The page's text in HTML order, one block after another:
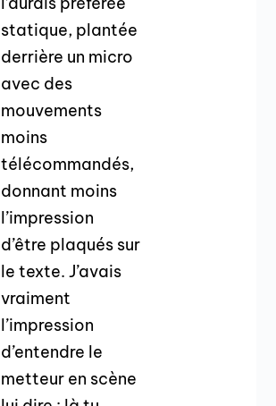
statique, plantée
derrière un micro
avec des
mouvements
moins
télécommandés,
donnant moins
l’impression
d’être plaqués sur
le texte. J’avais
vraiment
l’impression
d’entendre le
metteur en scène